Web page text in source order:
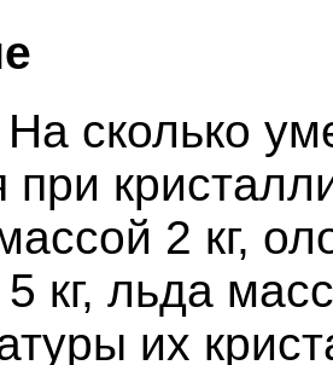
сколько
при
2 кг,
кг, льда
их